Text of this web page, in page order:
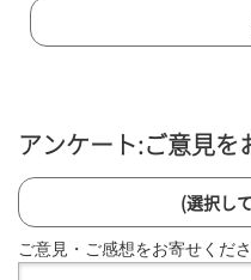
アンケート:ご意見を
(選択し
ご意見・ご感想をお寄せくだ